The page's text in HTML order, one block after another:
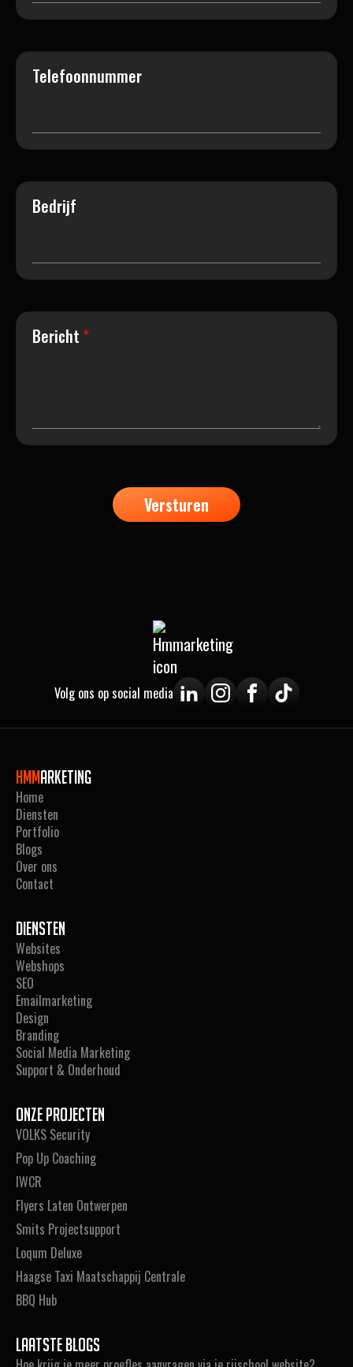
Telefoonnummer
Bedrijf
Bericht *
Versturen
Volg ons op social media
Hmmarketing
Home
Diensten
Portfolio
Blogs
Over ons
Contact
Diensten
Websites
Webshops
SEO
Emailmarketing
Design
Branding
Social Media Marketing
Support & Onderhoud
Onze projecten
VOLKS Security
Pop Up Coaching
IWCR
Flyers Laten Ontwerpen
Smits Projectsupport
Loqum Deluxe
Haagse Taxi Maatschappij Centrale
BBQ Hub
Laatste blogs